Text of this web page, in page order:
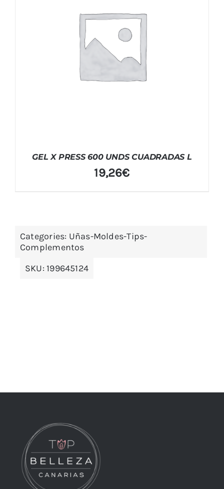
GEL X PRESS 600 UNDS CUADRADAS L
19,26€
Categories: Uñas-Moldes-Tips-
Complementos
SKU:199645124